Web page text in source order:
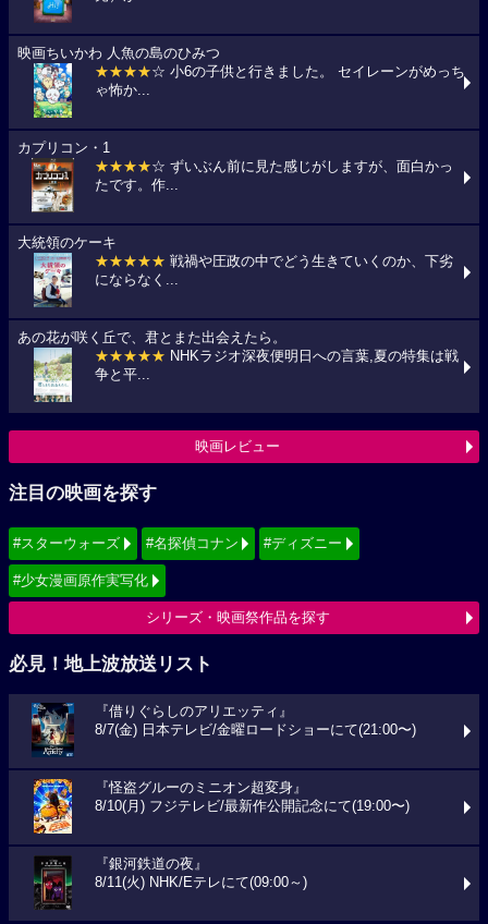
映画ちいかわ 人魚の島のひみつ
★★★★☆ 小6の子供と行きました。 セイレーンがめっち
ゃ怖か...
カプリコン・1
★★★★☆ ずいぶん前に見た感じがしますが、面白かっ
たです。作...
大統領のケーキ
★★★★★ 戦禍や圧政の中でどう生きていくのか、下劣
にならなく...
あの花が咲く丘で、君とまた出会えたら。
★★★★★ NHKラジオ深夜便明日への言葉,夏の特集は戦
争と平...
映画レビュー
注目の映画を探す
#スターウォーズ #名探偵コナン #ディズニー
#少女漫画原作実写化
シリーズ・映画祭作品を探す
必見！地上波放送リスト
『借りぐらしのアリエッティ』
8/7(金) 日本テレビ/金曜ロードショーにて(21:00〜)
『怪盗グルーのミニオン超変身』
8/10(月) フジテレビ/最新作公開記念にて(19:00〜)
『銀河鉄道の夜』
8/11(火) NHK/Eテレにて(09:00～)